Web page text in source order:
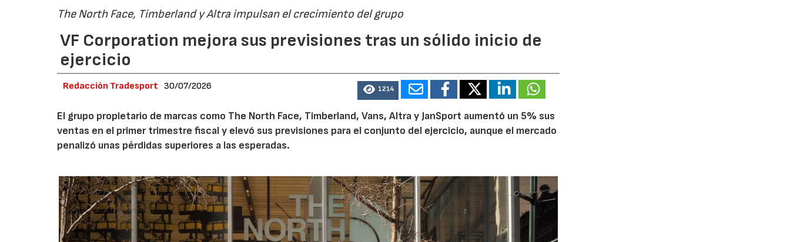
The North Face, Timberland y Altra impulsan el crecimiento del grupo
VF Corporation mejora sus previsiones tras un sólido inicio de
ejercicio
Redacción Tradesport 30/07/2026 1214
El grupo propietario de marcas como The North Face, Timberland, Vans, Altra y JanSport aumentó un 5% sus
ventas en el primer trimestre fiscal y elevó sus previsiones para el conjunto del ejercicio, aunque el mercado
penalizó unas pérdidas superiores a las esperadas.